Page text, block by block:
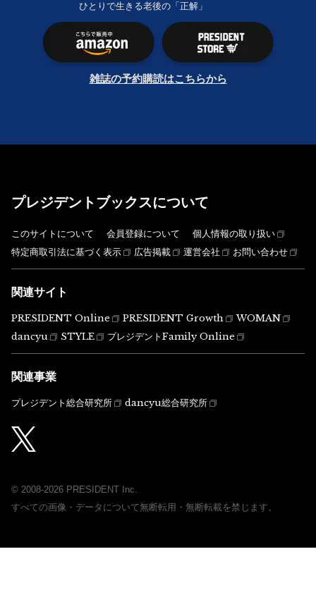
ひとりで生きる老後の「正解」
雑誌の予約購読はこちらから
プレジデントブックスについて
このサイトについて 会員登録について
個人情報の取り扱い
特定商取引法に基づく表示
広告掲載 運営会社 お問い合わせ
関連サイト
PRESIDENT Online PRESIDENT Growth
WOMAN
dancyu
STYLE プレジデントFamily Online
関連事業
プレジデント総合研究所 dancyu総合研究所
© 2008-2026 PRESIDENT Inc.
すべての画像・データについて無断転用・無断転載を禁じます。